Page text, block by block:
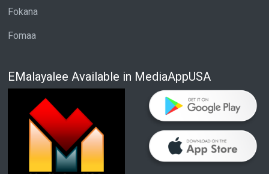
Fokana
Fomaa
EMalayalee Available in MediaAppUSA